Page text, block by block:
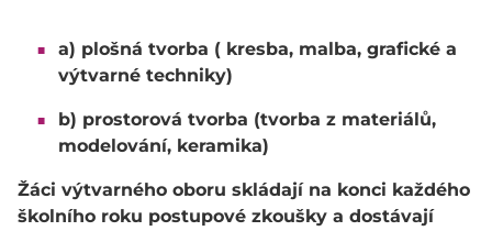
a) plošná tvorba ( kresba, malba, grafické a
výtvarné techniky)
b) prostorová tvorba (tvorba z materiálů,
modelování, keramika)
Žáci výtvarného oboru skládají na konci každého
školního roku postupové zkoušky a dostávají